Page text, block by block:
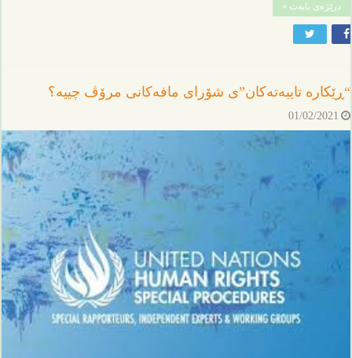
درێژەی بابەت »
“ڕێکارە تایبەتەکان”ی شۆرای مافەکانی مرۆڤ چییە؟
01/02/2021